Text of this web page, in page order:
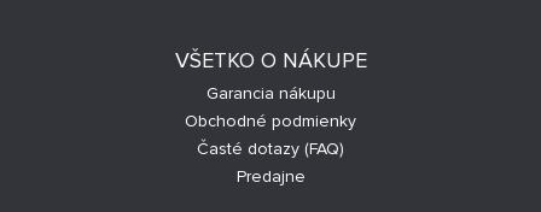
VŠETKO O NÁKUPE
Garancia nákupu
Obchodné podmienky
Časté dotazy (FAQ)
Predajne